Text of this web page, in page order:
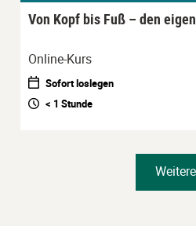
Von Kopf bis Fuß – den
Online-Kurs
Sofort loslegen
< 1 Stunde